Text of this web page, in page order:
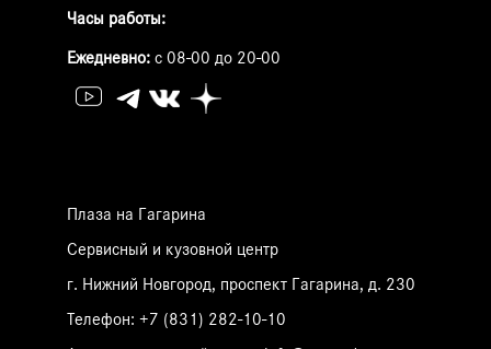
Часы работы:
Ежедневно: с 08-00 до 20-00
Плаза на Гагарина
Сервисный и кузовной центр
г. Нижний Новгород, проспект Гагарина, д. 230
Телефон: +7 (831) 282-10-10